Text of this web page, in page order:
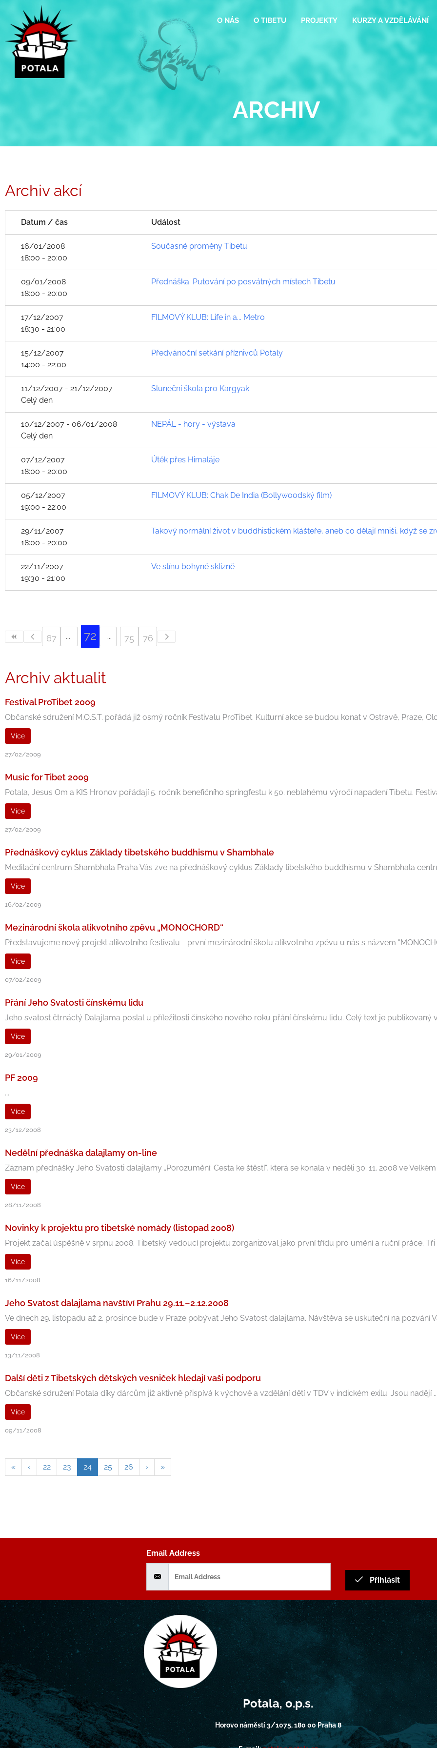
obsah
O NÁS O TIBETU PROJEKTY KURZY A VZDĚLÁVÁNÍ
ARCHIV
Archiv akcí
Datum / čas Událost
16/01/2008
18:00 - 20:00
Současné proměny Tibetu
09/01/2008
18:00 - 20:00
Přednáška: Putování po posvátných místech Tibetu
17/12/2007
18:30 - 21:00
FILMOVÝ KLUB: Life in a... Metro
15/12/2007
14:00 - 22:00
Předvánoční setkání příznivců Potaly
11/12/2007 - 21/12/2007
Celý den
Sluneční škola pro Kargyak
10/12/2007 - 06/01/2008
Celý den
NEPÁL - hory - výstava
07/12/2007
18:00 - 20:00
Útěk přes Himaláje
05/12/2007
19:00 - 22:00
FILMOVÝ KLUB: Chak De India (Bollywoodský film)
29/11/2007
18:00 - 20:00
Takový normální život v buddhistickém klášteře, aneb co dělají mniši, když se
22/11/2007
19:30 - 21:00
Ve stínu bohyně sklizně
67 72 75 76
Archiv aktualit
Festival ProTibet 2009
Občanské sdružení M.O.S.T. pořádá již osmý ročník Festivalu ProTibet. Kulturní akce se budou konat v Ostravě, Praze,
Více
27/02/2009
Music for Tibet 2009
Potala, Jesus Om a KIS Hronov pořádají 5. ročník benefičního springfestu k 50. neblahému výročí napadení Tibetu.
Více
27/02/2009
Přednáškový cyklus Základy tibetského buddhismu v Shambhale
Meditační centrum Shambhala Praha Vás zve na přednáškový cyklus Základy tibetského buddhismu v Shambhala
Více
16/02/2009
Mezinárodní škola alikvotního zpěvu „MONOCHORD“
Představujeme nový projekt alikvotního festivalu - první mezinárodní školu alikvotního zpěvu u nás s názvem
Více
07/02/2009
Přání Jeho Svatosti čínskému lidu
Jeho svatost čtrnáctý Dalajlama poslal u příležitosti čínského nového roku přání čínskému lidu. Celý text je publikovaný v
Více
29/01/2009
PF 2009
...
Více
23/12/2008
Nedělní přednáška dalajlamy on-line
Záznam přednášky Jeho Svatosti dalajlamy „Porozumění: Cesta ke štěstí“, která se konala v neděli 30. 11. 2008 ve Velkém
Více
28/11/2008
Novinky k projektu pro tibetské nomády (listopad 2008)
Projekt začal úspěšně v srpnu 2008. Tibetský vedoucí projektu zorganizoval jako první třídu pro umění a ruční práce. Tři
Více
16/11/2008
Jeho Svatost dalajlama navštíví Prahu 29.11.–2.12.2008
Ve dnech 29. listopadu až 2. prosince bude v Praze pobývat Jeho Svatost dalajlama. Návštěva se uskuteční na pozvání
Více
13/11/2008
Další děti z Tibetských dětských vesniček hledají vaši podporu
Občanské sdružení Potala díky dárcům již aktivně přispívá k výchově a vzdělání dětí v TDV v indickém exilu. Jsou nadějí ...
Více
09/11/2008
« ‹ 22 23 24 25 26 › »
Email Address
Přihlásit
Potala, o.p.s.
Horovo náměstí 3/1075, 180 00 Praha 8